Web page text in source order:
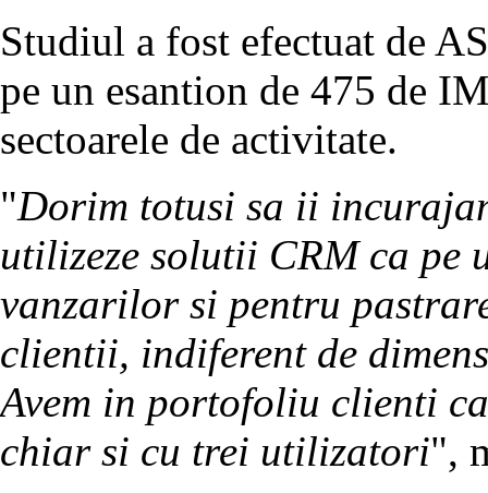
Studiul a fost efectuat de
pe un esantion de 475 de
sectoarele de activitate.
"Dorim totusi sa ii
utilizeze solutii CRM ca pe
vanzarilor si pentru
clientii, indiferent de
Avem in portofoliu clienti
chiar si cu trei utilizatori",